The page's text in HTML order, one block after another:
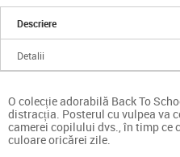
Descriere
Detalii
O colecție adorabilă Back To
distracția. Posterul cu vulpea va
camerei copilului dvs., în timp ce
culoare oricărei zile.